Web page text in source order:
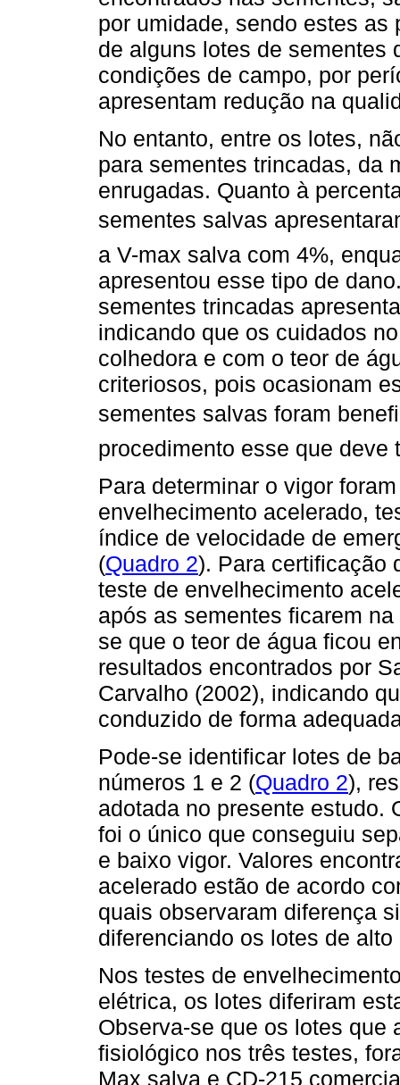
por umidade, sendo estes
de alguns lotes de sementes
condições de campo, por
apresentam redução na
No entanto, entre os lotes,
para sementes trincadas, da
enrugadas. Quanto à
sementes salvas
a V-max salva com 4%,
apresentou esse tipo de
sementes trincadas
indicando que os cuidados
colhedora e com o teor de
criteriosos, pois ocasionam
sementes salvas foram
procedimento esse que
Para determinar o vigor
envelhecimento acelerado,
índice de velocidade de
(Quadro 2). Para certificação
teste de envelhecimento
após as sementes ficarem
se que o teor de água ficou
resultados encontrados por
Carvalho (2002), indicando
conduzido de forma
Pode-se identificar lotes de
números 1 e 2 (Quadro 2),
adotada no presente estudo.
foi o único que conseguiu
e baixo vigor. Valores
acelerado estão de acordo
quais observaram diferença
diferenciando os lotes de
Nos testes de
elétrica, os lotes diferiram
Observa-se que os lotes que
fisiológico nos três testes,
Max salva e CD-215